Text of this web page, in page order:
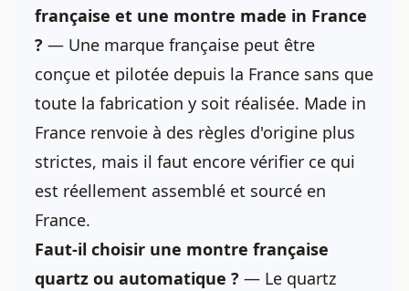
française et une montre made in France
? — Une marque française peut être
conçue et pilotée depuis la France sans que
toute la fabrication y soit réalisée. Made in
France renvoie à des règles d'origine plus
strictes, mais il faut encore vérifier ce qui
est réellement assemblé et sourcé en
France.
Faut-il choisir une montre française
quartz ou automatique ? — Le quartz